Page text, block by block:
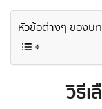
หัวข้อต่างๆ ของบ
วิธี